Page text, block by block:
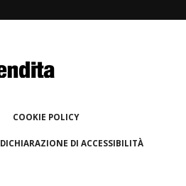
COOKIE POLICY
DICHIARAZIONE DI ACCESSIBILITÀ